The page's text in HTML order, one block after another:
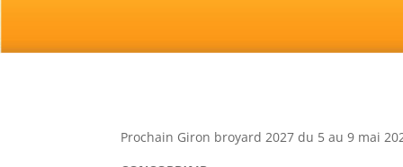
Prochain Giron broyard 2027 du 5 au 9 mai